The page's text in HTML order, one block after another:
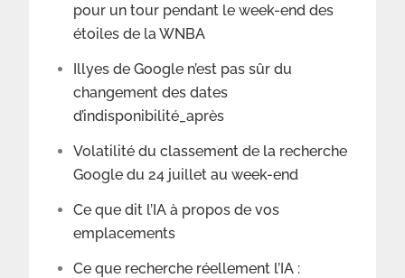
pour un tour pendant le week-end des
étoiles de la WNBA
Illyes de Google n’est pas sûr du
changement des dates
d’indisponibilité_après
Volatilité du classement de la recherche
Google du 24 juillet au week-end
Ce que dit l’IA à propos de vos
emplacements
Ce que recherche réellement l’IA :